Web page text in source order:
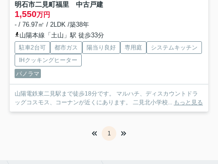
明石市二見町福里 中古戸建
1,550万円
- / 76.97㎡ / 2LDK /築38年
山陽本線「土山」駅 徒歩33分
駐車2台可 都市ガス 陽当り良好 専用庭
システムキッチン
IHクッキングヒーター
パノラマ
山陽電鉄東二見駅まで徒歩18分です。 マルハチ、ディスカウントドラ
ッグコスモス、コーナンが近くにあります。 二見北小学校... もっと見る
1